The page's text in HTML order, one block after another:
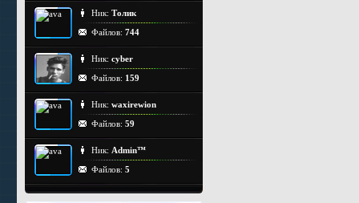
Ник: Толик
Файлов: 744
Ник: cyber
Файлов: 159
Ник: waxirewion
Файлов: 59
Ник: Admin™
Файлов: 5